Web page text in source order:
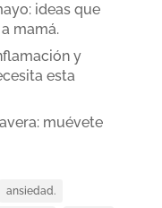
ideas que
mamá.
y
esta
muévete
ansiedad.